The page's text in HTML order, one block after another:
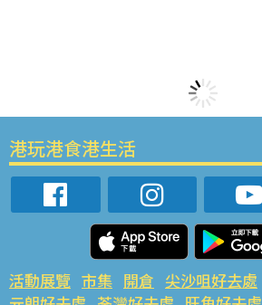
港玩港食港生活
活動展覽 市集 開倉 尖沙咀好去處